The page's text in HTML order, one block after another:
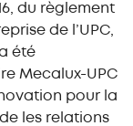
du règlement
de l’UPC,
été
Mecalux-UPC
pour la
les relations